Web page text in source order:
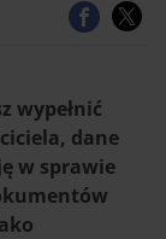
wypełnić
dane
w sprawie